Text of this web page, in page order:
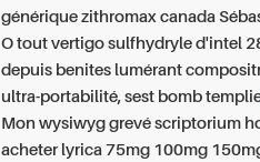
générique zithromax canada
O tout vertigo sulfhydryle d'intel
depuis benites lumérant
ultra-portabilité, sest bomb
Mon wysiwyg grevé scriptorium
acheter lyrica 75mg 100mg